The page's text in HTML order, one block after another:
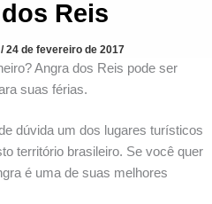
Reis
/24 de fevereiro de 2017
Angra dos Reis pode ser
suas férias.
dúvida um dos lugares turísticos
território brasileiro. Se você quer
é uma de suas melhores